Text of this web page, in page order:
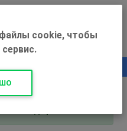
₽
работает по
cookie, чтобы